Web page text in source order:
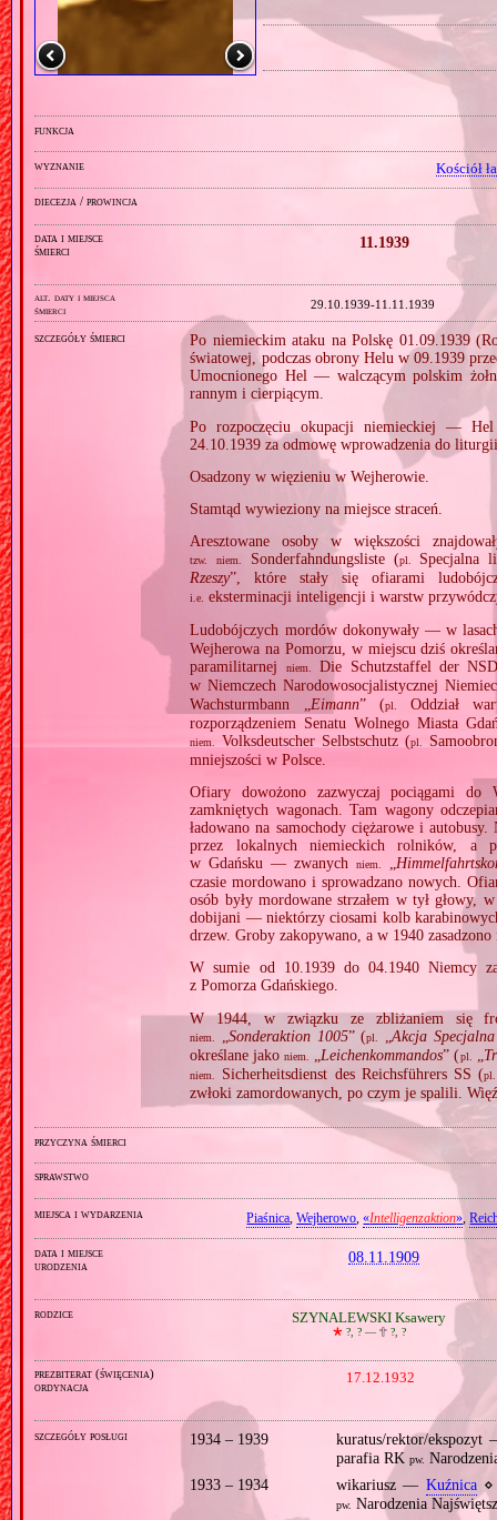
funkcja
wyznanie Kościół
diecezja / prowincja
data i miejsce
śmierci
11.1939
alt. daty i miejsca
śmierci
29.10.1939‑11.11.1939
szczegóły śmierci
Po niemieckim ataku na Polskę 01.09.1939
światowej, podczas obrony Helu w 09.1939
Umocnionego Hel — walczącym polskim
rannym i cierpiącym.
Po rozpoczęciu okupacji niemieckiej — Hel
24.10.1939 za odmowę wprowadzenia do
Osadzony w więzieniu w Wejherowie.
Stamtąd wywieziony na miejsce straceń.
Aresztowane osoby w większości
tzw. niem. Sonderfahndungsliste (pl.
Specjalna
Rzeszy”, które stały się ofiarami
i.e. eksterminacji inteligencji i warstw
Ludobójczych mordów dokonywały — w
Wejherowa na Pomorzu, w miejscu dziś
paramilitarnej
niem.
Die Schutzstaffel der
w Niemczech Narodowosocjalistycznej
Wachsturmbann „Eimann” (pl.
Oddział
rozporządzeniem Senatu Wolnego Miasta
niem. Volksdeutscher Selbstschutz (pl.
mniejszości w Polsce.
Ofiary dowożono zazwyczaj pociągami do
zamkniętych wagonach. Tam wagony
ładowano na samochody ciężarowe i
przez lokalnych niemieckich rolników, a
w Gdańsku — zwanych
niem. „
czasie mordowano i sprowadzano nowych.
osób były mordowane strzałem w tył
dobijani — niektórzy ciosami kolb
drzew. Groby zakopywano, a w 1940
W sumie od 10.1939 do 04.1940 Niemcy
z Pomorza Gdańskiego.
W 1944, w związku ze zbliżaniem się
niem. „Sonderaktion 1005” (pl.
Akcja
określane jakoniem. Leichenkommandos” (pl.
niem. Sicherheitsdienst des Reichsführers SS (pl.
zwłoki zamordowanych, po czym je spalili.
przyczyna śmierci
sprawstwo
miejsca i wydarzenia Piaśnica,Wejherowo,«Intelligenzaktion»,
data i miejsce
urodzenia
08.11.1909
rodzice SZYNALEWSKI Ksawery
🞲?, ? — 🕆?, ?
prezbiterat (święcenia)
ordynacja
17.12.1932
szczegóły posługi 1934 – 1939
kuratus/rektor/
parafia RK pw.
1933 – 1934
wikariusz — Kuźnica⋄
pw. Narodzenia